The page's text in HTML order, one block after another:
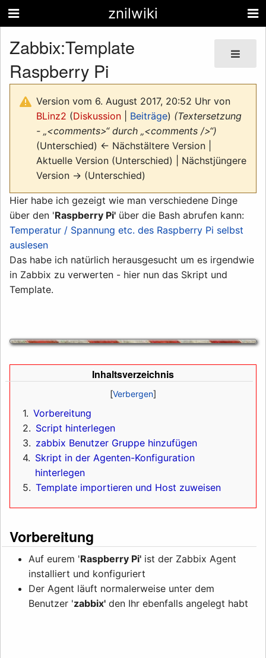
znilwiki
Zabbix:Template
Raspberry Pi
Version vom 6. August 2017, 20:52 Uhr von
BLinz2 (Diskussion Beiträge) (Textersetzung
- „<comments>“ durch „<comments />“)
(Unterschied) ← Nächstältere Version |
Aktuelle Version (Unterschied) | Nächstjüngere
Version → (Unterschied)
Hier habe ich gezeigt wie man verschiedene Dinge
über den 'Raspberry Pi' über die Bash abrufen kann:
Temperatur / Spannung etc. des Raspberry Pi selbst
auslesen
Das habe ich natürlich herausgesucht um es irgendwie
in Zabbix zu verwerten - hier nun das Skript und
Template.
Inhaltsverzeichnis
1 Vorbereitung
2
Script hinterlegen
3
zabbix Benutzer Gruppe hinzufügen
4
Skript in der Agenten-Konfiguration
hinterlegen
5
Template importieren und Host zuweisen
Vorbereitung
Auf eurem 'Raspberry Pi' ist der Zabbix Agent
installiert und konfiguriert
Der Agent läuft normalerweise unter dem
Benutzer 'zabbix' den Ihr ebenfalls angelegt habt